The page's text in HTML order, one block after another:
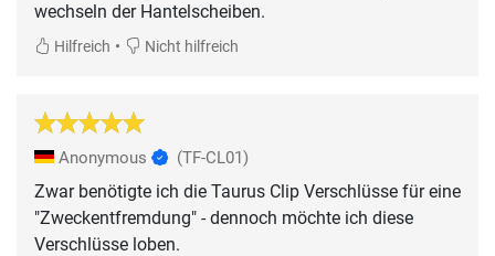
wechseln der Hantelscheiben.
Hilfreich • Nicht hilfreich
Anonymous (TF-CL01)
Zwar benötigte ich die Taurus Clip Verschlüsse für eine
"Zweckentfremdung" - dennoch möchte ich diese
Verschlüsse loben.